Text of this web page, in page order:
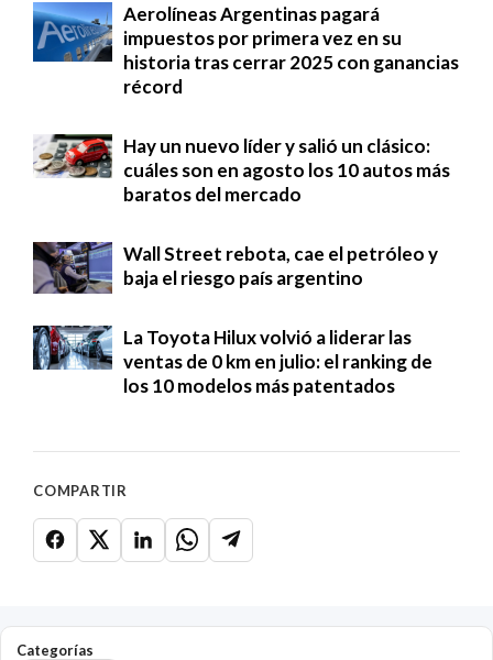
Aerolíneas Argentinas pagará
impuestos por primera vez en su
historia tras cerrar 2025 con ganancias
récord
Hay un nuevo líder y salió un clásico:
cuáles son en agosto los 10 autos más
baratos del mercado
Wall Street rebota, cae el petróleo y
baja el riesgo país argentino
La Toyota Hilux volvió a liderar las
ventas de 0 km en julio: el ranking de
los 10 modelos más patentados
COMPARTIR
Categorías